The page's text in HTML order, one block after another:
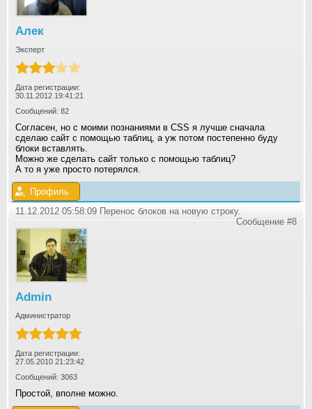
Алек
Эксперт
Дата регистрации:
30.11.2012 19:41:21
Сообщений: 82
Согласен, но с моими познаниями в CSS я лучше сначала
сделаю сайт с помощью таблиц, а уж потом постепенно буду
блоки вставлять.
Можно же сделать сайт только с помощью таблиц?
А то я уже просто потерялся.
Профиль
11.12.2012 05:58:09 Перенос блоков на новую строку.
Сообщение #8
Admin
Администратор
Дата регистрации:
27.05.2010 21:23:42
Сообщений: 3063
Простой, вполне можно.